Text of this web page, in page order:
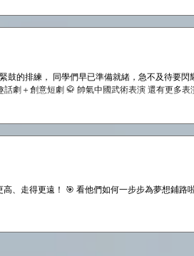
鼓的排練， 同學們早已準備就緒，急不及待要
劇＋創意短劇 🥋 帥氣中國武術表演 還有更多
、走得更遠！ 🎯 看他們如何一步步為夢想鋪路